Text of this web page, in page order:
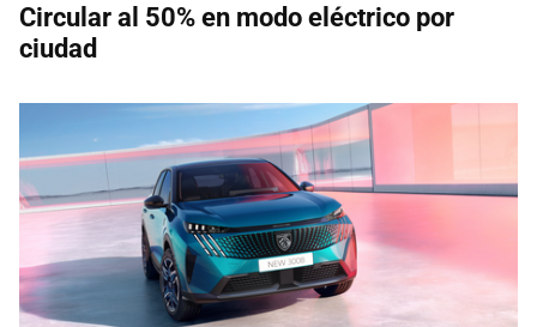
Circular al 50% en modo eléctrico por
ciudad